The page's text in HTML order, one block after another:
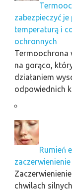
zabezpieczyć
temperaturą i
ochronnych
Termoochrona
na gorąco,
działaniem
odpowiednich
Rumień
chwilach